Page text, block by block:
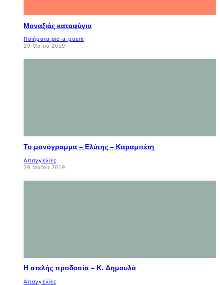
Μοναξιάς καταφύγιο
Ποιήματα pic-a-poem
29 Μαΐου 2019
Το μονόγραμμα – Ελύτης – Καραμπέτη
Απαγγελίες
29 Μαΐου 2019
Η ατελής προδοσία – K. Δημουλά
Απαγγελίες